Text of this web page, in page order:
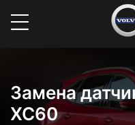
Замена
XC60